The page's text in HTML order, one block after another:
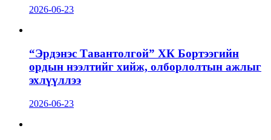
2026-06-23
“Эрдэнэс Тавантолгой” ХК Бортээгийн
ордын нээлтийг хийж, олборлолтын ажлыг
эхлүүллээ
2026-06-23